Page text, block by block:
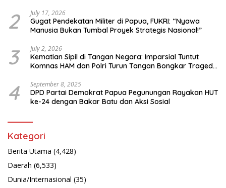
2 July 17, 2026
Gugat Pendekatan Militer di Papua, FUKRI: “Nyawa
Manusia Bukan Tumbal Proyek Strategis Nasional!”
3 July 2, 2026
Kematian Sipil di Tangan Negara: Imparsial Tuntut
Komnas HAM dan Polri Turun Tangan Bongkar Tragedi
4 September 8, 2025
DPD Partai Demokrat Papua Pegunungan Rayakan HUT
ke-24 dengan Bakar Batu dan Aksi Sosial
Kategori
Berita Utama (4,428)
Daerah (6,533)
Dunia/Internasional (35)